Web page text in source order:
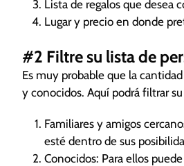
Lista de regalos que desea
Lugar y precio en donde
#2 Filtre su lista de
Es muy probable que la
y conocidos. Aquí podrá filtrar
Familiares y amigos
esté dentro de sus
Conocidos: Para ellos